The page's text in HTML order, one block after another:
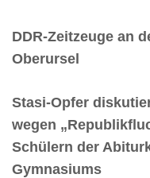
DDR-Zeitzeuge an
Oberursel
Stasi-Opfer
wegen
Schülern der
Gymnasiums